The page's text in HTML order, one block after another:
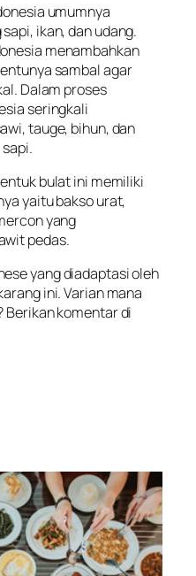
umumnya
ikan, dan udang.
menambahkan
sambal agar
Dalam proses
seringkali
tauge, bihun, dan
bulat ini memiliki
yaitu bakso urat,
yang
pedas.
yang diadaptasi oleh
ini. Varian mana
Berikan komentar di